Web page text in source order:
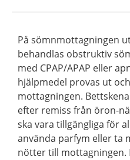
På sömnmottagningen
behandlas obstruktiv
med CPAP/APAP eller
hjälpmedel provas ut
mottagningen.
efter remiss från öron-
ska vara tillgängliga för
använda parfym eller ta
nötter till mottagningen.